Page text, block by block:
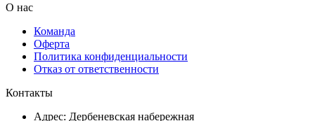
О нас
Команда
Оферта
Политика конфиденциальности
Отказ от ответственности
Контакты
Адрес: Дербеневская набережная